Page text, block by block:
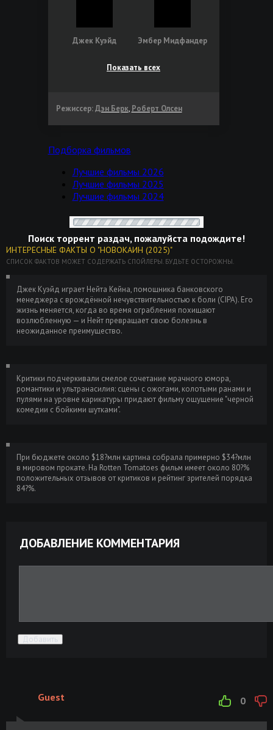
Джек Куэйд Эмбер Мидфандер
Показать всех
Режиссер: Дэн Берк, Роберт Олсен
Подборка фильмов
Лучшие фильмы 2026
Лучшие фильмы 2025
Лучшие фильмы 2024
Поиск торрент раздач, пожалуйста подождите!
ИНТЕРЕСНЫЕ ФАКТЫ О "НОВОКАИН (2025)"
СПИСОК ФАКТОВ МОЖЕТ СОДЕРЖАТЬ СПОЙЛЕРЫ. БУДЬТЕ ОСТОРОЖНЫ.
Джек Куэйд играет Нейта Кейна, помощника банковского
менеджера с врождённой нечувствительностью к боли (CIPA). Его
жизнь меняется, когда во время ограбления похищают
возлюбленную — и Нейт превращает свою болезнь в
неожиданное преимущество.
Критики подчеркивали смелое сочетание мрачного юмора,
романтики и ультранасилия: сцены с ожогами, колотыми ранами и
пулями на уровне карикатуры придают фильму ощущение "черной
комедии с бойкими шутками".
При бюджете около $18?млн картина собрала примерно $34?млн
в мировом прокате. На Rotten Tomatoes фильм имеет около 80?%
положительных отзывов от критиков и рейтинг зрителей порядка
84?%.
ДОБАВЛЕНИЕ КОММЕНТАРИЯ
Добавить
0
Guest